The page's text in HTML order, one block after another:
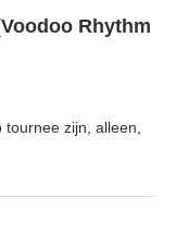
Rhythm
tournee zijn, alleen,